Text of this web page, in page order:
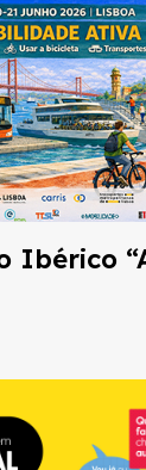
Ibérico